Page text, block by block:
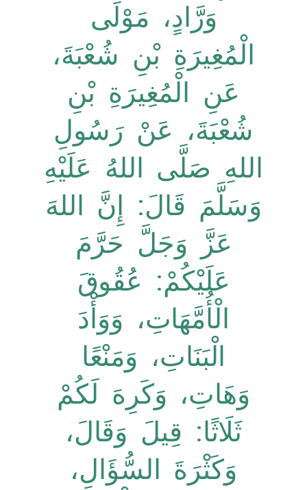
وَرَّادٍ، مَوْلَى
الْمُغِيرَةِ بْنِ شُعْبَةَ،
عَنِ الْمُغِيرَةِ بْنِ
شُعْبَةَ، عَنْ رَسُولِ
اللهِ صَلَّى اللهُ عَلَيْهِ
وَسَلَّمَ قَالَ: إِنَّ اللهَ
عَزَّ وَجَلَّ حَرَّمَ
عَلَيْكُمْ: عُقُوقَ
الْأُمَّهَاتِ، وَوَأْدَ
الْبَنَاتِ، وَمَنْعًا
وَهَاتِ، وَكَرِهَ لَكُمْ
ثَلَاثًا: قِيلَ وَقَالَ،
وَكَثْرَةَ السُّؤَالِ،